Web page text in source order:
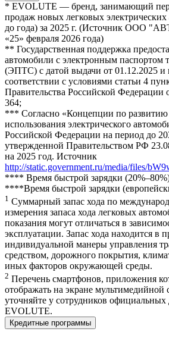
* EVOLUTE — бренд, занимающий
продаж новых легковых электрических
до года) за 2025 г. (Источник ООО
«25» февраля 2026 года)
** Государственная поддержка
автомобили с электронным паспортом
(ЭПТС) с датой выдачи от 01.12.2025 и
соответствии с условиями статьи 4
Правительства Российской Федерации
364;
*** Согласно «Концепции по развитию
использования электрического
Российской Федерации на период до
утвержденной Правительством РФ
на 2025 год. Источник
http://static.government.ru/media/files/
**** Время быстрой зарядки
****Время быстрой зарядки
1 Суммарный запас хода по
измерения запаса хода легковых
показания могут отличаться в
эксплуатации. Запас хода находится в
индивидуальной манеры управления
средством, дорожного покрытия,
иных факторов окружающей среды.
2 Перечень смартфонов, приложения
отображать на экране мультимедийной
уточняйте у сотрудников официальных
EVOLUTE.
Кредитные программы